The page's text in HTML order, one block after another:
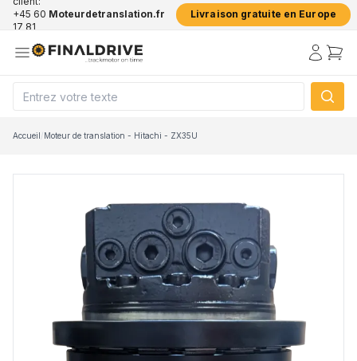
+45 60
17 81
Moteurdetranslation.fr Livraison gratuite en Europe
Accueil/Moteur de translation - Hitachi - ZX35U